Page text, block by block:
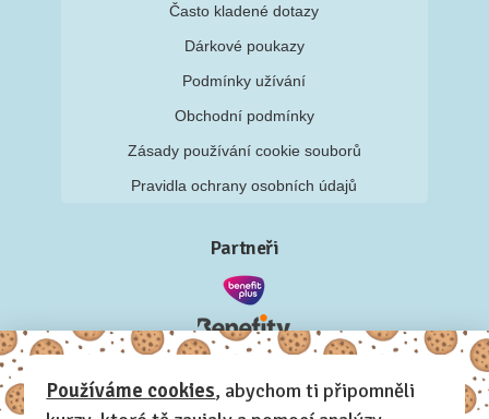
Často kladené dotazy
Dárkové poukazy
Podmínky užívání
Obchodní podmínky
Zásady používání cookie souborů
Pravidla ochrany osobních údajů
Partneři
Používáme cookies, abychom ti připomněli